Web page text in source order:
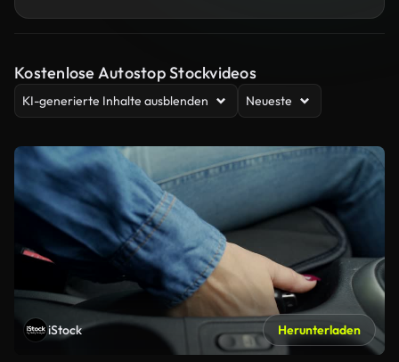
Kostenlose Autostop Stockvideos
KI-generierte Inhalte ausblenden Neueste
iStock Herunterladen